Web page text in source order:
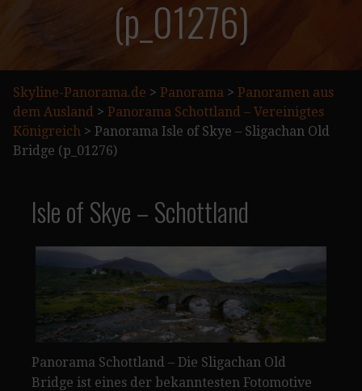
(p_01276)
Skyline-Panorama.de > Panorama > Panoramen aus
dem Ausland > Panorama Schottland – Vereinigtes
Königreich > Panorama Isle of Skye – Sligachan Old
Bridge (p_01276)
Isle of Skye – Schottland
Panorama Schottland – Die Sligachan Old
Bridge ist eines der bekanntesten Fotomotive